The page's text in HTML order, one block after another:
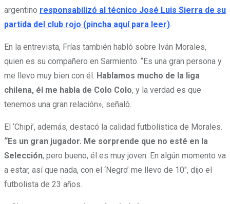
argentino responsabilizó al técnico José Luis Sierra de su
partida del club rojo (pincha aquí para leer)
En la entrevista, Frías también habló sobre Iván Morales,
quien es su compañero en Sarmiento. “Es una gran persona y
me llevo muy bien con él. Hablamos mucho de la liga
chilena, él me habla de Colo Colo, y la verdad es que
tenemos una gran relación», señaló.
El ‘Chipi’, además, destacó la calidad futbolística de Morales.
“Es un gran jugador. Me sorprende que no esté en la
Selección, pero bueno, él es muy joven. En algún momento va
a estar, así que nada, con el ‘Negro’ me llevo de 10″, dijo el
futbolista de 23 años.